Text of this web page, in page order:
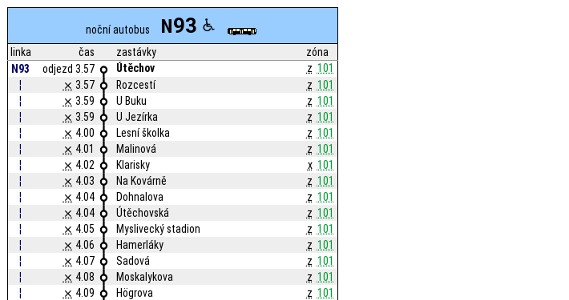
noční autobus N93
linka čas zastávky
zóna
N93
odjezd 3.57 Útěchov z 101
¦
⨯ 3.57 Rozcestí z 101
¦
⨯ 3.59 U Buku z 101
¦
⨯ 3.59 U Jezírka z 101
¦
⨯ 4.00 Lesní školka z 101
¦
⨯ 4.01 Malinová z 101
¦
⨯ 4.02 Klarisky x 101
¦
⨯ 4.03 Na Kovárně z 101
¦
⨯ 4.04 Dohnalova z 101
¦
⨯ 4.04 Útěchovská z 101
¦
⨯ 4.05 Myslivecký stadion z 101
¦
⨯ 4.06 Hamerláky z 101
¦
⨯ 4.07 Sadová z 101
¦
⨯ 4.08 Moskalykova z 101
¦
⨯ 4.09 Högrova z 101